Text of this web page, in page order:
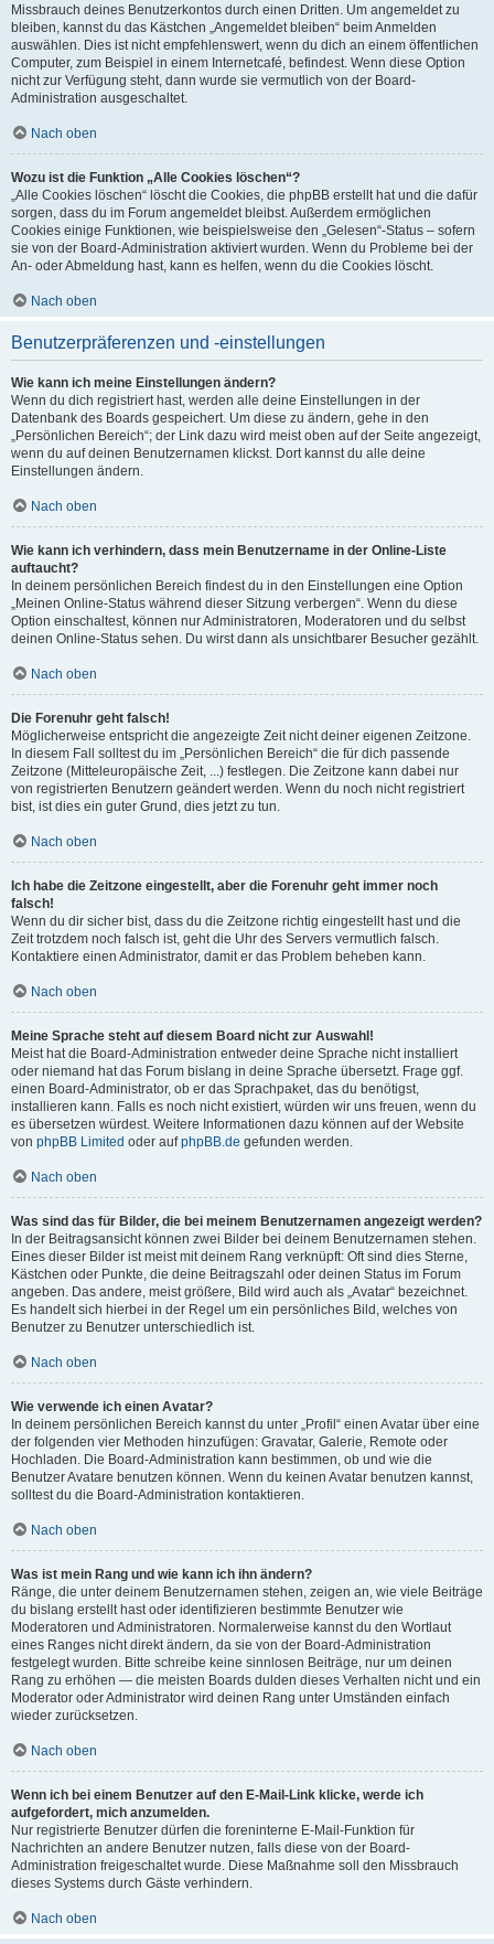
Missbrauch deines Benutzerkontos durch einen Dritten. Um angemeldet zu
bleiben, kannst du das Kästchen „Angemeldet bleiben“ beim Anmelden
auswählen. Dies ist nicht empfehlenswert, wenn du dich an einem öffentlichen
Computer, zum Beispiel in einem Internetcafé, befindest. Wenn diese Option
nicht zur Verfügung steht, dann wurde sie vermutlich von der Board-
Administration ausgeschaltet.
Nach oben
Wozu ist die Funktion „Alle Cookies löschen“?
„Alle Cookies löschen“ löscht die Cookies, die phpBB erstellt hat und die dafür
sorgen, dass du im Forum angemeldet bleibst. Außerdem ermöglichen
Cookies einige Funktionen, wie beispielsweise den „Gelesen“-Status – sofern
sie von der Board-Administration aktiviert wurden. Wenn du Probleme bei der
An- oder Abmeldung hast, kann es helfen, wenn du die Cookies löscht.
Nach oben
Benutzerpräferenzen und -einstellungen
Wie kann ich meine Einstellungen ändern?
Wenn du dich registriert hast, werden alle deine Einstellungen in der
Datenbank des Boards gespeichert. Um diese zu ändern, gehe in den
„Persönlichen Bereich“; der Link dazu wird meist oben auf der Seite angezeigt,
wenn du auf deinen Benutzernamen klickst. Dort kannst du alle deine
Einstellungen ändern.
Nach oben
Wie kann ich verhindern, dass mein Benutzername in der Online-Liste
auftaucht?
In deinem persönlichen Bereich findest du in den Einstellungen eine Option
„Meinen Online-Status während dieser Sitzung verbergen“. Wenn du diese
Option einschaltest, können nur Administratoren, Moderatoren und du selbst
deinen Online-Status sehen. Du wirst dann als unsichtbarer Besucher gezählt.
Nach oben
Die Forenuhr geht falsch!
Möglicherweise entspricht die angezeigte Zeit nicht deiner eigenen Zeitzone.
In diesem Fall solltest du im „Persönlichen Bereich“ die für dich passende
Zeitzone (Mitteleuropäische Zeit, ...) festlegen. Die Zeitzone kann dabei nur
von registrierten Benutzern geändert werden. Wenn du noch nicht registriert
bist, ist dies ein guter Grund, dies jetzt zu tun.
Nach oben
Ich habe die Zeitzone eingestellt, aber die Forenuhr geht immer noch
falsch!
Wenn du dir sicher bist, dass du die Zeitzone richtig eingestellt hast und die
Zeit trotzdem noch falsch ist, geht die Uhr des Servers vermutlich falsch.
Kontaktiere einen Administrator, damit er das Problem beheben kann.
Nach oben
Meine Sprache steht auf diesem Board nicht zur Auswahl!
Meist hat die Board-Administration entweder deine Sprache nicht installiert
oder niemand hat das Forum bislang in deine Sprache übersetzt. Frage ggf.
einen Board-Administrator, ob er das Sprachpaket, das du benötigst,
installieren kann. Falls es noch nicht existiert, würden wir uns freuen, wenn du
es übersetzen würdest. Weitere Informationen dazu können auf der Website
von phpBB Limited oder aufphpBB.de gefunden werden.
Nach oben
Was sind das für Bilder, die bei meinem Benutzernamen angezeigt werden?
In der Beitragsansicht können zwei Bilder bei deinem Benutzernamen stehen.
Eines dieser Bilder ist meist mit deinem Rang verknüpft: Oft sind dies Sterne,
Kästchen oder Punkte, die deine Beitragszahl oder deinen Status im Forum
angeben. Das andere, meist größere, Bild wird auch als „Avatar“ bezeichnet.
Es handelt sich hierbei in der Regel um ein persönliches Bild, welches von
Benutzer zu Benutzer unterschiedlich ist.
Nach oben
Wie verwende ich einen Avatar?
In deinem persönlichen Bereich kannst du unter „Profil“ einen Avatar über eine
der folgenden vier Methoden hinzufügen: Gravatar, Galerie, Remote oder
Hochladen. Die Board-Administration kann bestimmen, ob und wie die
Benutzer Avatare benutzen können. Wenn du keinen Avatar benutzen kannst,
solltest du die Board-Administration kontaktieren.
Nach oben
Was ist mein Rang und wie kann ich ihn ändern?
Ränge, die unter deinem Benutzernamen stehen, zeigen an, wie viele Beiträge
du bislang erstellt hast oder identifizieren bestimmte Benutzer wie
Moderatoren und Administratoren. Normalerweise kannst du den Wortlaut
eines Ranges nicht direkt ändern, da sie von der Board-Administration
festgelegt wurden. Bitte schreibe keine sinnlosen Beiträge, nur um deinen
Rang zu erhöhen — die meisten Boards dulden dieses Verhalten nicht und ein
Moderator oder Administrator wird deinen Rang unter Umständen einfach
wieder zurücksetzen.
Nach oben
Wenn ich bei einem Benutzer auf den E-Mail-Link klicke, werde ich
aufgefordert, mich anzumelden.
Nur registrierte Benutzer dürfen die foreninterne E-Mail-Funktion für
Nachrichten an andere Benutzer nutzen, falls diese von der Board-
Administration freigeschaltet wurde. Diese Maßnahme soll den Missbrauch
dieses Systems durch Gäste verhindern.
Nach oben